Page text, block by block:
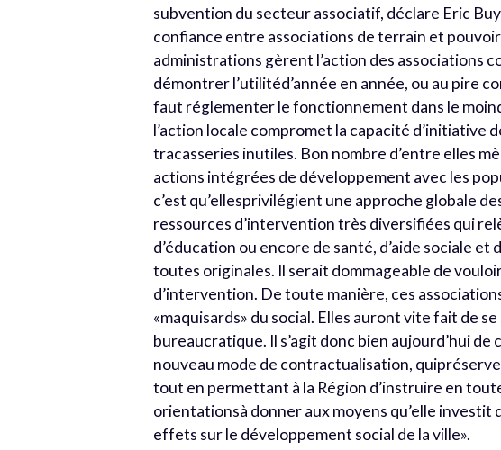
subvention du secteur associatif, déclare Eric
confiance entre associations de terrain et
administrations gèrent l’action des associations
démontrer l’utilitéd’année en année, ou au pire
faut réglementer le fonctionnement dans le
l’action locale compromet la capacité d’initiative
tracasseries inutiles. Bon nombre d’entre elles
actions intégrées de développement avec les
c’est qu’ellesprivilégient une approche globale
ressources d’intervention très diversifiées qui
d’éducation ou encore de santé, d’aide sociale
toutes originales. Il serait dommageable de
d’intervention. De toute manière, ces
«maquisards» du social. Elles auront vite fait de
bureaucratique. Il s’agit donc bien aujourd’hui
nouveau mode de contractualisation,
tout en permettant à la Région d’instruire en
orientationsà donner aux moyens qu’elle investit
effets sur le développement social de la ville».